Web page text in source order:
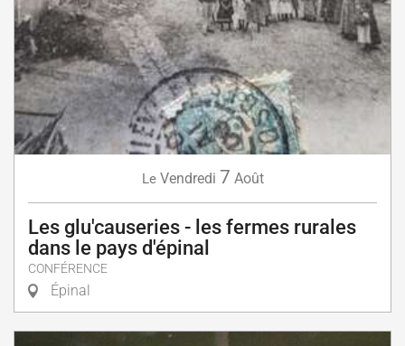
Le Vendredi 7 Août
Les glu'causeries - les fermes rurales
dans le pays d'épinal
CONFÉRENCE
Épinal